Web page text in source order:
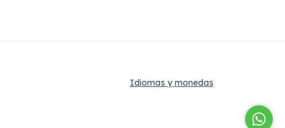
Idiomas y monedas